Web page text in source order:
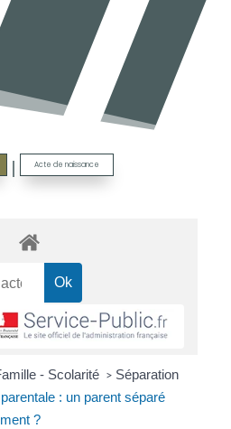
| Acte de naissance
- Scolarité > Séparation
: un parent séparé
?